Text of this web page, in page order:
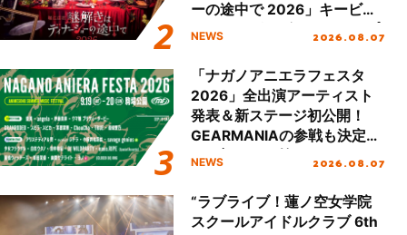
ーの途中で 2026」キービジ
ュアル＆グッズラインナップ
NEWS 2026.08.07
「ナガノアニエラフェスタ
2026」全出演アーティスト
発表＆新ステージ初公開！
GEARMANIAの参戦も決定
し、初となる第3ステージの
NEWS 2026.08.07
“ラブライブ！蓮ノ空女学院
スクールアイドルクラブ 6th